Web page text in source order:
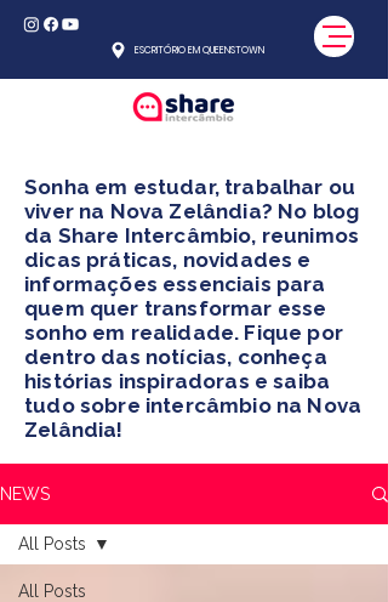
ESCRITÓRIO EM QUEENSTOWN
Sonha em estudar, trabalhar ou
viver na Nova Zelândia? No blog
da Share Intercâmbio, reunimos
dicas práticas, novidades e
informações essenciais para
quem quer transformar esse
sonho em realidade. Fique por
dentro das notícias, conheça
histórias inspiradoras e saiba
tudo sobre intercâmbio na Nova
Zelândia!
NEWS
All Posts
All Posts